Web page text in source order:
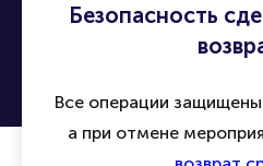
Безопасность
Все операции защищены
а при отмене